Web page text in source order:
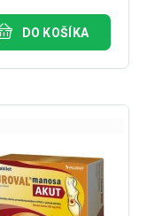
DO KOŠÍKA